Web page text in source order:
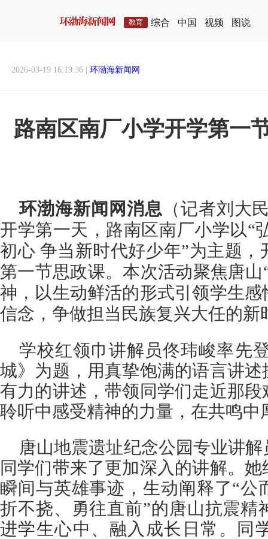
教育 综合 中国 视频 图说
2026-03-19 16:19:36 | 环渤海新闻网
路南区南厂小学开学第一
环渤海新闻网消息 （记者刘大
开学第一天，路南区南厂小学以“
初心 争当新时代好少年”为主题
第一节思政课。本次活动聚焦唐
神，以生动鲜活的形式引领学生
信念，争做担当民族复兴大任的新
学校红领巾讲解员佟玮峻率先
城》为题，用真挚饱满的语言讲
有力的讲述，带领同学们走近那
聆听中感受精神的力量，在共鸣中
唐山地震遗址纪念公园专业讲
同学们带来了更加深入的讲解。
瞬间与英雄事迹，生动阐释了“公
折不挠、勇往直前”的唐山抗震精
进学生心中、融入成长日常。同